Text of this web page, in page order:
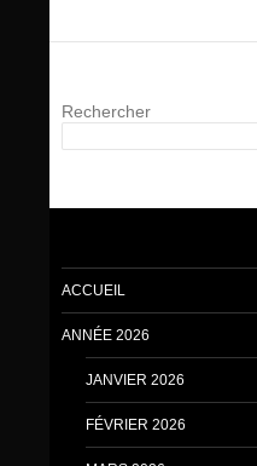
Rechercher
ACCUEIL
ANNÉE 2026
JANVIER 2026
FÉVRIER 2026